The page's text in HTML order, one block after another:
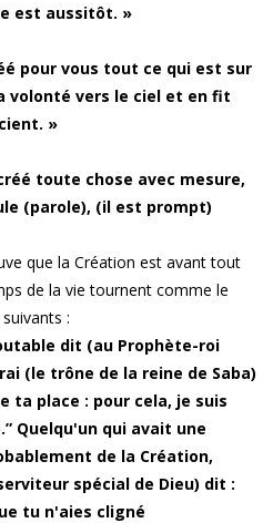
est aussitôt. »
pour vous tout ce qui est sur
volonté vers le ciel et en fit
»
toute chose avec mesure,
(parole), (il est prompt)
que la Création est avant tout
de la vie tournent comme le
:
dit (au Prophète-roi
(le trône de la reine de Saba)
ta place : pour cela, je suis
Quelqu'un qui avait une
de la Création,
spécial de Dieu) dit :
tu n'aies cligné